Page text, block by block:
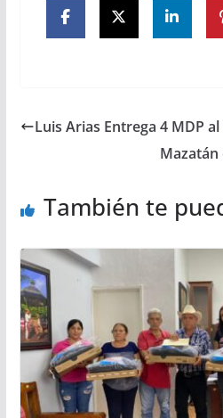
Luis Arias Entrega 4 MDP
Mazatán
También te